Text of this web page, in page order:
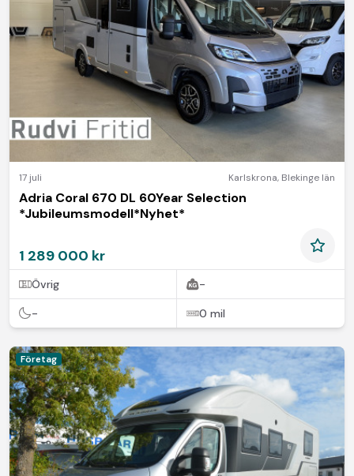
17 juli Karlskrona, Blekinge län
Adria Coral 670 DL 60Year Selection
*Jubileumsmodell*Nyhet*
1 289 000 kr
Övrig -
- 0 mil
Företag